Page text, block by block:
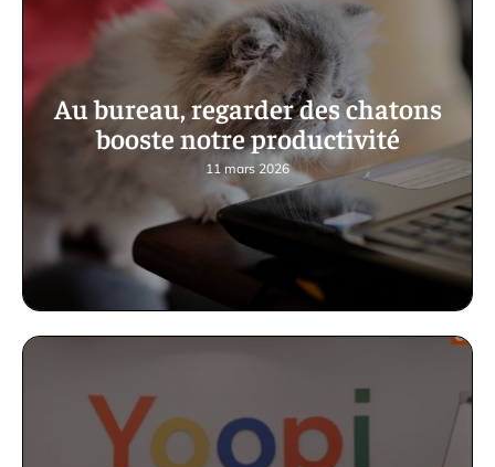
Au bureau, regarder des chatons
booste notre productivité
11 mars 2026